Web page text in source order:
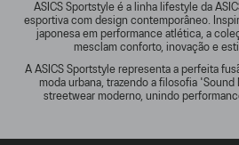
ASICS Sportstyle é a linha lifestyle da
esportiva com design contemporâneo.
japonesa em performance atlética, a
mesclam conforto, inovação e
A ASICS Sportstyle representa a perfeita
moda urbana, trazendo a filosofia 'Sound
streetwear moderno, unindo